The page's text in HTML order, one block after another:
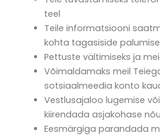
teel
Teile informatsiooni
kohta tagasiside
Pettuste vältimiseks ja
Võimaldamaks meil
sotsiaalmeedia konto
Vestlusajaloo lugemise
kiirendada asjakohase
Eesmärgiga parandada